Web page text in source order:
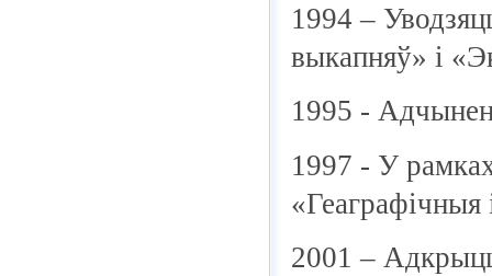
1994 –
выкапняў» і
1995 -
1997 - У
2001 –